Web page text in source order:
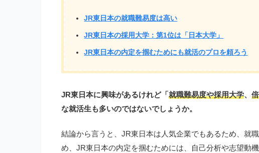
JR東日本の就職難易度は高い
JR東日本の採用大学：第1位は「日本大学」
JR東日本の内定を掴むためにも就活のプロを頼ろう
JR東日本に興味があるけれど「 就職難易度や採用大学、
な就活生も多いのではないでしょうか。
結論から言うと、JR東日本は人気企業でもあるため、就
め、JR東日本の内定を掴むためには、自己分析や志望動